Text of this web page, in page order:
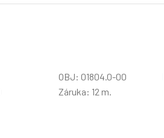
OBJ: 01804.0-00
Záruka: 12 m.